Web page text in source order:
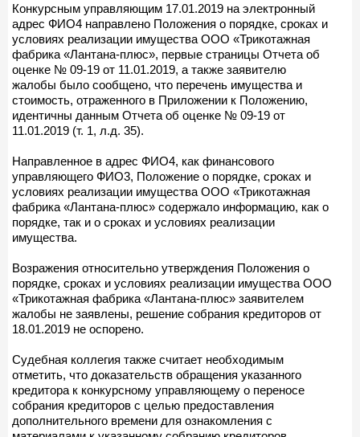
Конкурсным управляющим 17.01.2019 на электронный
адрес ФИО4 направлено Положения о порядке, сроках и
условиях реализации имущества ООО «Трикотажная
фабрика «Лантана-плюс», первые страницы Отчета об
оценке № 09-19 от 11.01.2019, а также заявителю
жалобы было сообщено, что перечень имущества и
стоимость, отраженного в Приложении к Положению,
идентичны данным Отчета об оценке № 09-19 от
11.01.2019 (т. 1, л.д. 35).
Направленное в адрес ФИО4, как финансового
управляющего ФИО3, Положение о порядке, сроках и
условиях реализации имущества ООО «Трикотажная
фабрика «Лантана-плюс» содержало информацию, как о
порядке, так и о сроках и условиях реализации
имущества.
Возражения относительно утверждения Положения о
порядке, сроках и условиях реализации имущества ООО
«Трикотажная фабрика «Лантана-плюс» заявителем
жалобы не заявлены, решение собрания кредиторов от
18.01.2019 не оспорено.
Судебная коллегия также считает необходимым
отметить, что доказательств обращения указанного
кредитора к конкурсному управляющему о переносе
собрания кредиторов с целью предоставления
дополнительного времени для ознакомления с